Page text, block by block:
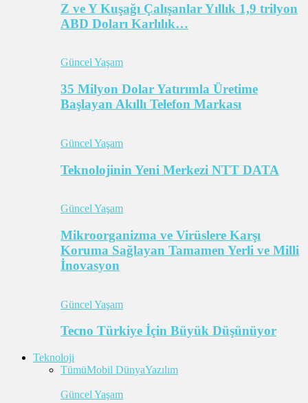
Z ve Y Kuşağı Çalışanlar Yıllık 1,9 trilyon
ABD Doları Karlılık…
Güncel Yaşam
35 Milyon Dolar Yatırımla Üretime
Başlayan Akıllı Telefon Markası
Güncel Yaşam
Teknolojinin Yeni Merkezi NTT DATA
Güncel Yaşam
Mikroorganizma ve Virüslere Karşı
Koruma Sağlayan Tamamen Yerli ve Milli
İnovasyon
Güncel Yaşam
Tecno Türkiye İçin Büyük Düşünüyor
Teknoloji
TümüMobil DünyaYazılım
Güncel Yaşam